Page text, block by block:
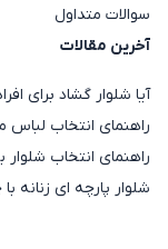
سوالات متداول
آخرین مقالات
آیا شلوار گشاد برای
راهنمای انتخاب
راهنمای انتخاب
شلوار پارچه ای